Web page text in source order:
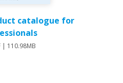
catalogue for
| 110.98MB